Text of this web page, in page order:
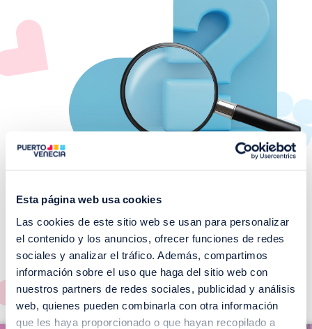
Esta página web usa cookies
Las cookies de este sitio web se usan para personalizar
el contenido y los anuncios, ofrecer funciones de redes
sociales y analizar el tráfico. Además, compartimos
información sobre el uso que haga del sitio web con
nuestros partners de redes sociales, publicidad y análisis
web, quienes pueden combinarla con otra información
que les haya proporcionado o que hayan recopilado a
¡No te pierdas nuestros
EVENTOS!
Ver todos >